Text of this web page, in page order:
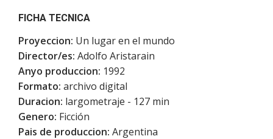
FICHA TECNICA
Proyeccion: Un lugar en el mundo
Director/es: Adolfo Aristarain
Anyo produccion: 1992
Formato: archivo digital
Duracion: largometraje - 127 min
Genero: Ficción
Pais de produccion: Argentina